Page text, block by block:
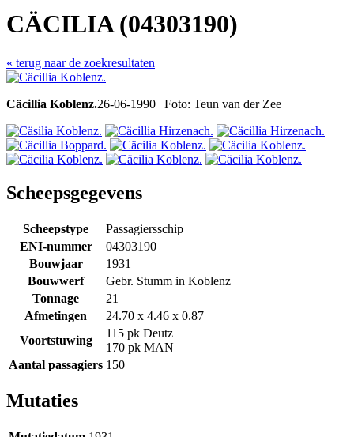
CÄCILIA (04303190)
« terug naar de zoekresultaten
Cäcillia Koblenz.26-06-1990 | Foto: Teun van der Zee
Scheepsgegevens
Scheepstype
Passagiersschip
ENI-nummer
04303190
Bouwjaar
1931
Bouwwerf
Gebr. Stumm in Koblenz
Tonnage
21
Afmetingen
24.70 x 4.46 x 0.87
Voortstuwing
115 pk Deutz
170 pk MAN
Aantal passagiers 150
Mutaties